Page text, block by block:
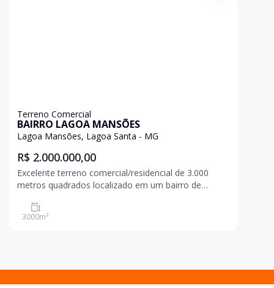
Terreno Comercial
BAIRRO LAGOA MANSÕES
Lagoa Mansões, Lagoa Santa - MG
R$ 2.000.000,00
Excelente terreno comercial/residencial de 3.000
metros quadrados localizado em um bairro de
espaço amplo
3000m²